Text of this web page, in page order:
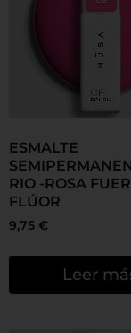
ESMALTE
RIO -ROSA
FLÚOR
9,75 €
Leer